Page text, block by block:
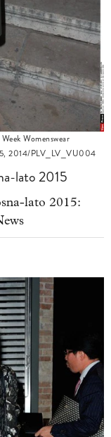
Womenswear
2014/PLV_LV_VU004
lato 2015
lato 2015: